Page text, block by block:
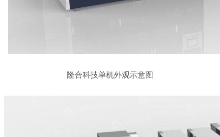
隆合科技单机外观示意图